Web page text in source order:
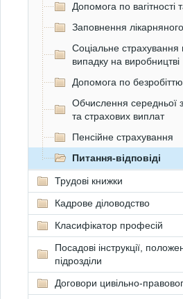
Допомога по вагітності
Заповнення лікарняного
Соціальне страхування
випадку на виробництві
Допомога по безробіттю
Обчислення середньої
та страхових виплат
Пенсійне страхування
Питання-відповіді
Трудові книжки
Кадрове діловодство
Класифікатор професій
Посадові інструкції,
підрозділи
Договори цивільно-